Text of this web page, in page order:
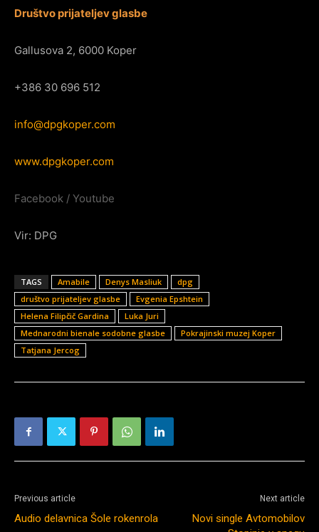
Društvo prijateljev glasbe
Gallusova 2, 6000 Koper
+386 30 696 512
info@dpgkoper.com
www.dpgkoper.com
Facebook / Youtube
Vir: DPG
TAGS Amabile Denys Masliuk
dpg
društvo prijateljev glasbe
Evgenia Epshtein
Helena Filipčič Gardina
Luka Juri
Mednarodni bienale sodobne glasbe
Pokrajinski muzej Koper
Tatjana Jercog
Previous article
Audio delavnica Šole rokenrola
Next article
Novi single Avtomobilov